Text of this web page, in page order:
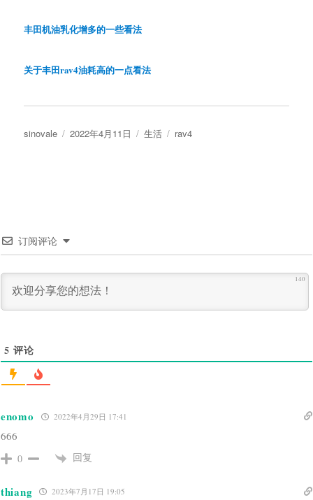
丰田机油乳化增多的一些看法
关于丰田rav4油耗高的一点看法
作
sinovale
发
2022年4月11日
分
生活
标
rav4
订阅评论
140
5 评论
enomo 2022年4月29日 17:41
666
0 回复
thiang 2023年7月17日 19:05